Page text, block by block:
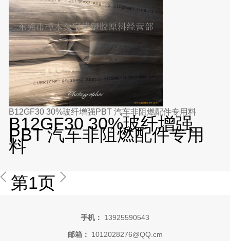
B12GF30 30%玻纤增强PBT 汽车非阻燃配件专用料
B12GF30 30%玻纤增强
PBT 汽车非阻燃配件专用
料
第1页
手机： 13925590543
邮箱： 1012028276@QQ.cm